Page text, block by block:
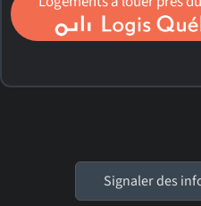
Signaler des